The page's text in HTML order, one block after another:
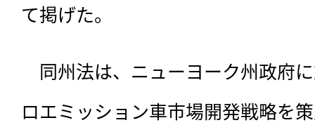
て掲げた。
同州法は、ニューヨーク州政府
ロエミッション車市場開発戦略を